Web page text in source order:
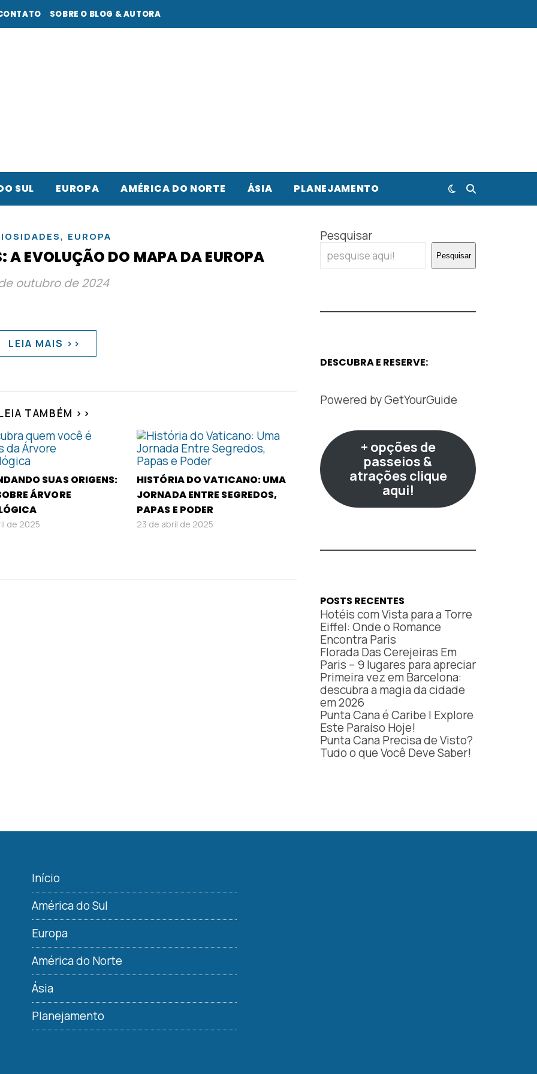
SOBRE O BLOG & AUTORA
SUL EUROPA AMÉRICA DO NORTE ÁSIA PLANEJAMENTO
, EUROPA
A EVOLUÇÃO DO MAPA DA EUROPA
outubro de 2024
LEIA MAIS >>
TAMBÉM >>
SUAS ORIGENS:
ÁRVORE
de 2025
HISTÓRIA DO VATICANO: UMA
JORNADA ENTRE SEGREDOS,
PAPAS E PODER
23 de abril de 2025
Pesquisar
Pesquisar
DESCUBRA E RESERVE:
Powered byGetYourGuide
+ opções de
passeios &
atrações clique
aqui!
POSTS RECENTES
Hotéis com Vista para a Torre
Eiffel: Onde o Romance
Encontra Paris
Florada Das Cerejeiras Em
Paris – 9 lugares para apreciar
Primeira vez em Barcelona:
descubra a magia da cidade
em 2026
Punta Cana é Caribe | Explore
Este Paraíso Hoje!
Punta Cana Precisa de Visto?
Tudo o que Você Deve Saber!
Início
América do Sul
Europa
América do Norte
Ásia
Planejamento